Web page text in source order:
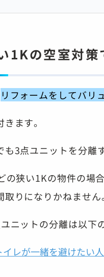
1Kの空室対策
リフォームをしてバリ
ます。
も3点ユニットを分離
の狭い1Kの物件の場
取りになりかねません
ニットの分離は以下
イレが一緒を避けたい